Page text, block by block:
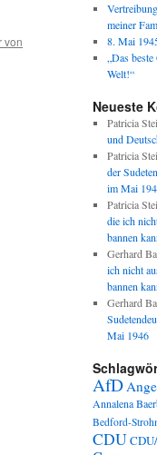
von
meiner
8. Mai
„Das
Welt!“
Neueste
Patricia
und
Patricia
der
im Mai
Patricia
die ich
bannen
Gerhard
ich nicht
bannen
Gerhard
Mai 1946
AfD
Annalena
Bedford-
CDU